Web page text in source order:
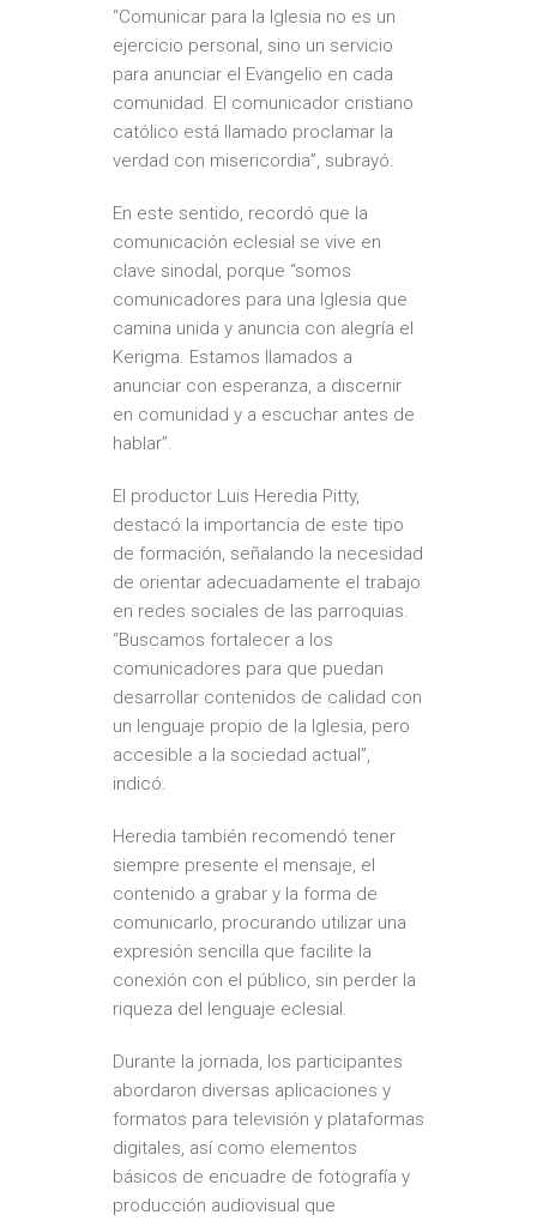
“Comunicar para la Iglesia no es un
ejercicio personal, sino un servicio
para anunciar el Evangelio en cada
comunidad. El comunicador cristiano
católico está llamado proclamar la
verdad con misericordia”, subrayó.
En este sentido, recordó que la
comunicación eclesial se vive en
clave sinodal, porque “somos
comunicadores para una Iglesia que
camina unida y anuncia con alegría el
Kerigma. Estamos llamados a
anunciar con esperanza, a discernir
en comunidad y a escuchar antes de
hablar”.
El productor Luis Heredia Pitty,
destacó la importancia de este tipo
de formación, señalando la necesidad
de orientar adecuadamente el trabajo
en redes sociales de las parroquias.
“Buscamos fortalecer a los
comunicadores para que puedan
desarrollar contenidos de calidad con
un lenguaje propio de la Iglesia, pero
accesible a la sociedad actual”,
indicó.
Heredia también recomendó tener
siempre presente el mensaje, el
contenido a grabar y la forma de
comunicarlo, procurando utilizar una
expresión sencilla que facilite la
conexión con el público, sin perder la
riqueza del lenguaje eclesial.
Durante la jornada, los participantes
abordaron diversas aplicaciones y
formatos para televisión y plataformas
digitales, así como elementos
básicos de encuadre de fotografía y
producción audiovisual que